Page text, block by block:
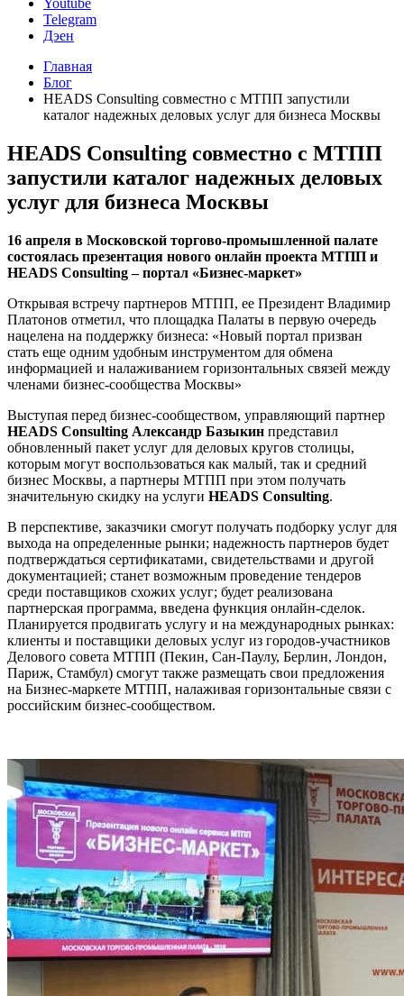
Youtube
Telegram
Дэен
Главная
Блог
HEADS Consulting совместно с МТПП запустили
каталог надежных деловых услуг для бизнеса Москвы
HEADS Consulting совместно с МТПП
запустили каталог надежных деловых
услуг для бизнеса Москвы
16 апреля в Московской торгово-промышленной палате
состоялась презентация нового онлайн проекта МТПП и
HEADS Consulting – портал «Бизнес-маркет»
Открывая встречу партнеров МТПП, ее Президент Владимир
Платонов отметил, что площадка Палаты в первую очередь
нацелена на поддержку бизнеса: «Новый портал призван
стать еще одним удобным инструментом для обмена
информацией и налаживанием горизонтальных связей между
членами бизнес-сообщества Москвы»
Выступая перед бизнес-сообществом, управляющий партнер
HEADS Consulting Александр Базыкин представил
обновленный пакет услуг для деловых кругов столицы,
которым могут воспользоваться как малый, так и средний
бизнес Москвы, а партнеры МТПП при этом получать
значительную скидку на услуги HEADS Consulting.
В перспективе, заказчики смогут получать подборку услуг для
выхода на определенные рынки; надежность партнеров будет
подтверждаться сертификатами, свидетельствами и другой
документацией; станет возможным проведение тендеров
среди поставщиков схожих услуг; будет реализована
партнерская программа, введена функция онлайн-сделок.
Планируется продвигать услугу и на международных рынках:
клиенты и поставщики деловых услуг из городов-участников
Делового совета МТПП (Пекин, Сан-Паулу, Берлин, Лондон,
Париж, Стамбул) смогут также размещать свои предложения
на Бизнес-маркете МТПП, налаживая горизонтальные связи с
российским бизнес-сообществом.